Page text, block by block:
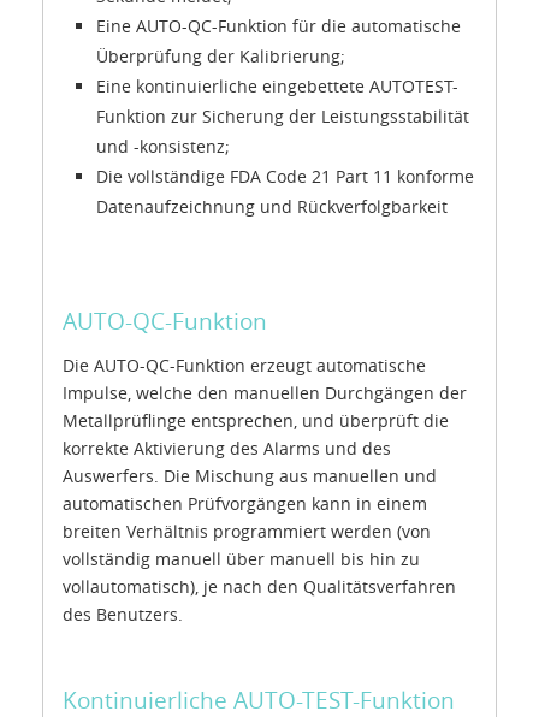
Eine AUTO-QC-Funktion für die automatische
Überprüfung der Kalibrierung;
Eine kontinuierliche eingebettete AUTOTEST-
Funktion zur Sicherung der Leistungsstabilität
und -konsistenz;
Die vollständige FDA Code 21 Part 11 konforme
Datenaufzeichnung und Rückverfolgbarkeit
AUTO-QC-Funktion
Die AUTO-QC-Funktion erzeugt automatische
Impulse, welche den manuellen Durchgängen der
Metallprüflinge entsprechen, und überprüft die
korrekte Aktivierung des Alarms und des
Auswerfers. Die Mischung aus manuellen und
automatischen Prüfvorgängen kann in einem
breiten Verhältnis programmiert werden (von
vollständig manuell über manuell bis hin zu
vollautomatisch), je nach den Qualitätsverfahren
des Benutzers.
Kontinuierliche AUTO-TEST-Funktion